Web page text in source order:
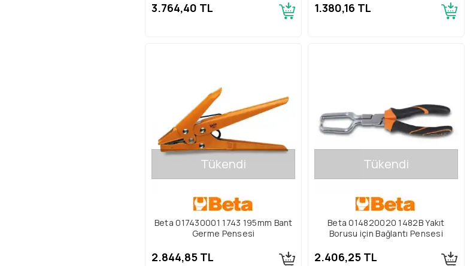
3.764,40 TL 1.380,16 TL
Tükendi
Beta 017430001 1743 195mm Bant
Germe Pensesi
2.844,85 TL
Tükendi
Beta 014820020 1482B Yakıt
Borusu için Bağlantı Pensesi
2.406,25 TL